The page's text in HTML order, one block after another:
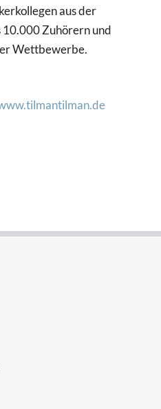
aus der
10.000 Zuhörern und
Wettbewerbe.